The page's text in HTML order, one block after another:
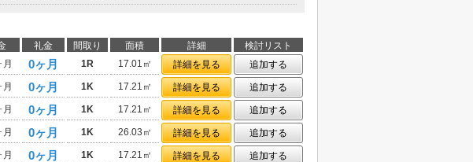
礼金 間取り 面積 詳細
検討リスト
0ヶ月 1R 17.01㎡ 詳細を見る
追加する
0ヶ月 1K 17.21㎡ 詳細を見る
追加する
0ヶ月 1K 17.21㎡ 詳細を見る
追加する
0ヶ月 1K 26.03㎡ 詳細を見る
追加する
0ヶ月 1K 17.21㎡ 詳細を見る 追加する